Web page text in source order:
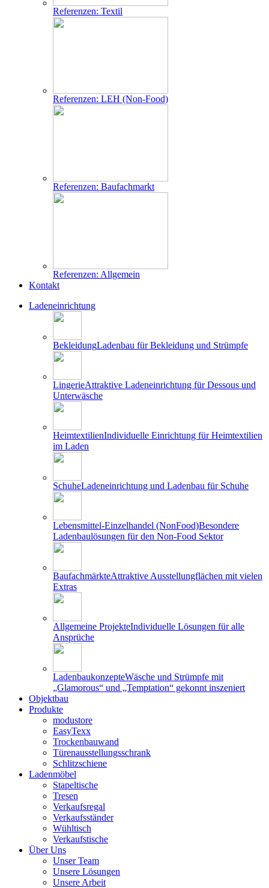
Referenzen: Textil
Referenzen: LEH (Non-Food)
Referenzen: Baufachmarkt
Referenzen: Allgemein
Kontakt
Ladeneinrichtung
BekleidungLadenbau für Bekleidung und Strümpfe
LingerieAttraktive Ladeneinrichtung für Dessous und
Unterwäsche
HeimtextilienIndividuelle Einrichtung für Heimtextilien
im Laden
SchuheLadeneinrichtung und Ladenbau für Schuhe
Lebensmittel-Einzelhandel (NonFood)Besondere
Ladenbaulösungen für den Non-Food Sektor
BaufachmärkteAttraktive Ausstellungflächen mit vielen
Extras
Allgemeine ProjekteIndividuelle Lösungen für alle
Ansprüche
LadenbaukonzepteWäsche und Strümpfe mit
„Glamorous“ und „Temptation“ gekonnt inszeniert
Objektbau
Produkte
modustore
EasyTexx
Trockenbauwand
Türenausstellungsschrank
Schlitzschiene
Ladenmöbel
Stapeltische
Tresen
Verkaufsregal
Verkaufsständer
Wühltisch
Verkaufstische
Über Uns
Unser Team
Unsere Lösungen
Unsere Arbeit